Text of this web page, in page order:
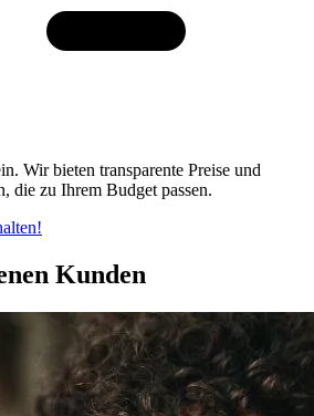
Wir bieten transparente Preise und
die zu Ihrem Budget passen.
Kunden